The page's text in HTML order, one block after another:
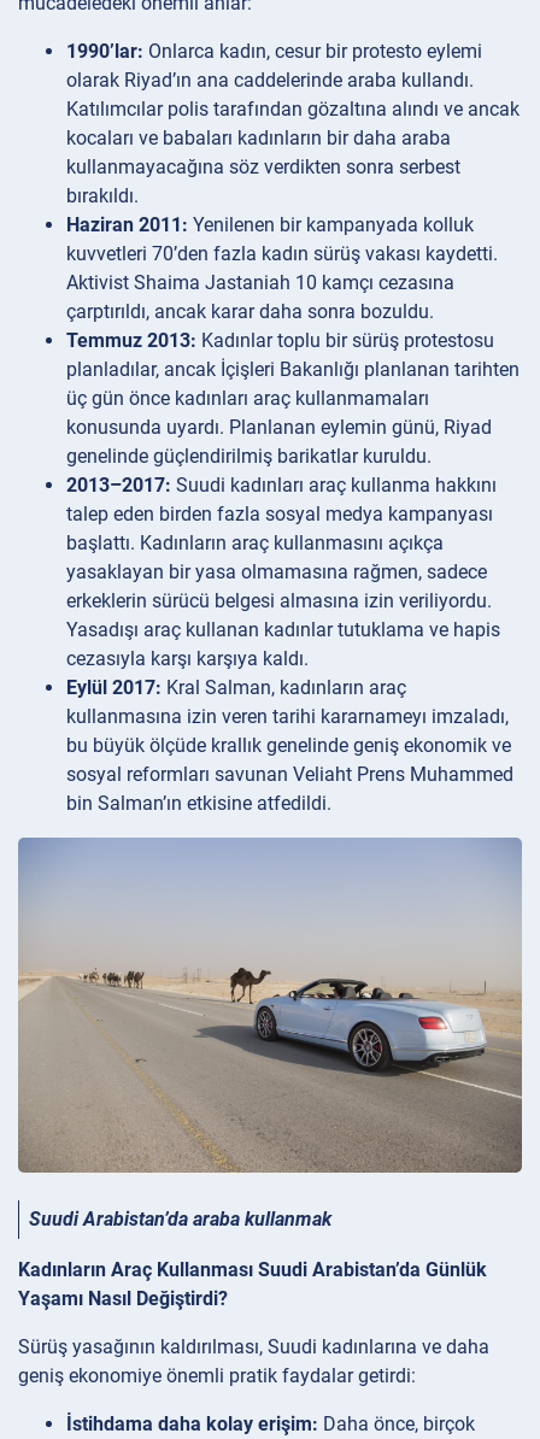
1990’lar: Onlarca kadın, cesur bir protesto eylemi
olarak Riyad’ın ana caddelerinde araba kullandı.
Katılımcılar polis tarafından gözaltına alındı ve ancak
kocaları ve babaları kadınların bir daha araba
kullanmayacağına söz verdikten sonra serbest
bırakıldı.
Haziran 2011: Yenilenen bir kampanyada kolluk
kuvvetleri 70’den fazla kadın sürüş vakası kaydetti.
Aktivist Shaima Jastaniah 10 kamçı cezasına
çarptırıldı, ancak karar daha sonra bozuldu.
Temmuz 2013: Kadınlar toplu bir sürüş protestosu
planladılar, ancak İçişleri Bakanlığı planlanan tarihten
üç gün önce kadınları araç kullanmamaları
konusunda uyardı. Planlanan eylemin günü, Riyad
genelinde güçlendirilmiş barikatlar kuruldu.
2013–2017: Suudi kadınları araç kullanma hakkını
talep eden birden fazla sosyal medya kampanyası
başlattı. Kadınların araç kullanmasını açıkça
yasaklayan bir yasa olmamasına rağmen, sadece
erkeklerin sürücü belgesi almasına izin veriliyordu.
Yasadışı araç kullanan kadınlar tutuklama ve hapis
cezasıyla karşı karşıya kaldı.
Eylül 2017: Kral Salman, kadınların araç
kullanmasına izin veren tarihi kararnameyı imzaladı,
bu büyük ölçüde krallık genelinde geniş ekonomik ve
sosyal reformları savunan Veliaht Prens Muhammed
bin Salman’ın etkisine atfedildi.
Suudi Arabistan’da araba kullanmak
Kadınların Araç Kullanması Suudi Arabistan’da Günlük
Yaşamı Nasıl Değiştirdi?
Sürüş yasağının kaldırılması, Suudi kadınlarına ve daha
geniş ekonomiye önemli pratik faydalar getirdi:
İstihdama daha kolay erişim: Daha önce, birçok